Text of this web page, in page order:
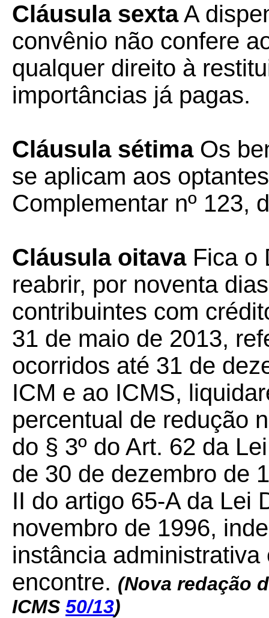
Cláusula sextaA
convênio não confere
qualquer direito à
importâncias já pagas.
Cláusula sétimaOs
se aplicam aos
Complementar nº 123,
Cláusula oitavaFica o
reabrir, por noventa
contribuintes com
31 de maio de 2013,
ocorridos até 31 de
ICM e ao ICMS,
percentual de redução
do § 3º do Art. 62 da
de 30 de dezembro de
II do artigo 65-A da Lei
novembro de 1996,
instância
encontre. (Nova redação
ICMS 50/13)